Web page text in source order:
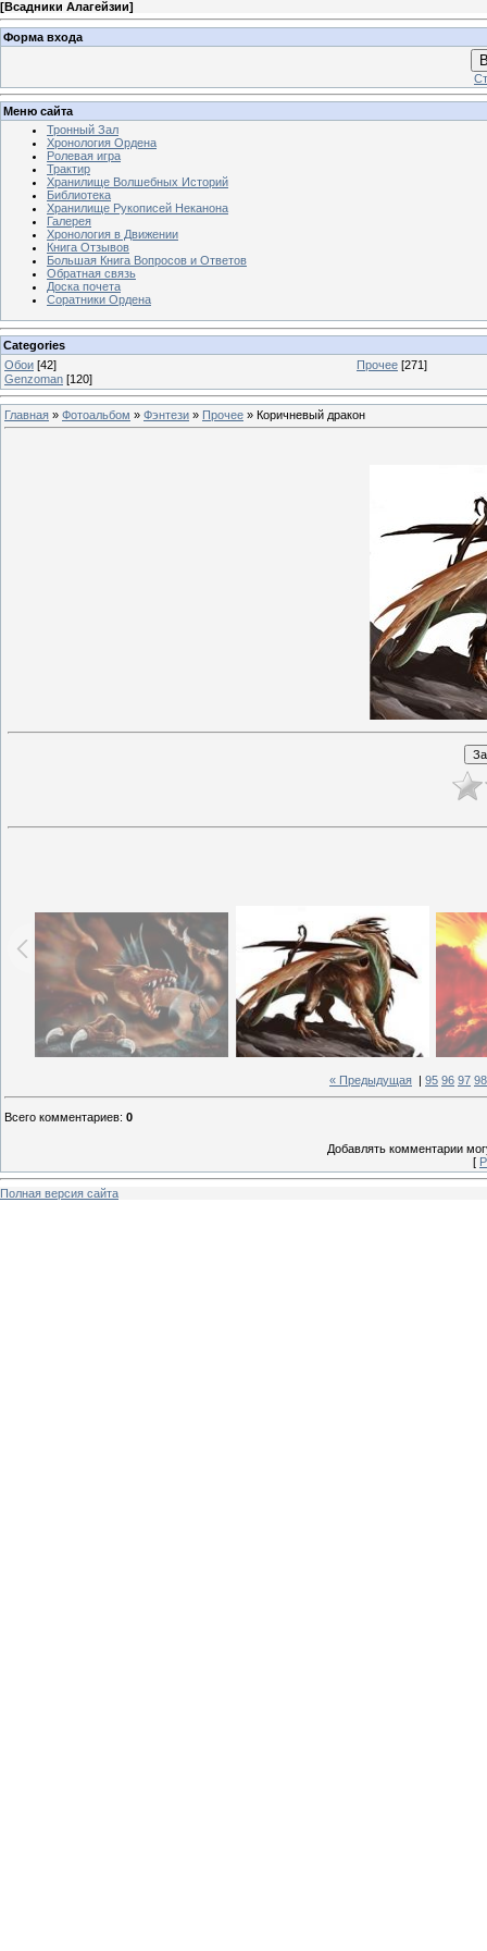
[Всадники Алагейзии]
Форма входа
Меню сайта
Тронный Зал
Хронология Ордена
Ролевая игра
Трактир
Хранилище Волшебных Историй
Библиотека
Хранилище Рукописей Неканона
Галерея
Хронология в Движении
Книга Отзывов
Большая Книга Вопросов и Ответов
Обратная связь
Доска почета
Соратники Ордена
Categories
Обои [42] Прочее [271]
Genzoman [120]
Главная » Фотоальбом » Фэнтези » Прочее » Коричневый дракон
« Предыдущая 95 96 97 98
Всего комментариев: 0
Добавлять комментарии
[
Полная версия сайта